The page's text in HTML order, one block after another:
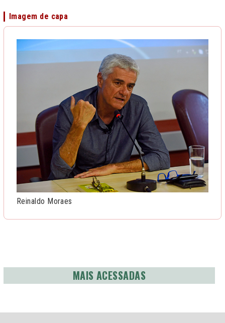
Imagem de capa
Reinaldo Moraes
MAIS ACESSADAS